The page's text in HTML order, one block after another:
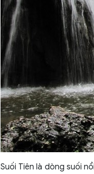
Suối Tiên là dòng suối